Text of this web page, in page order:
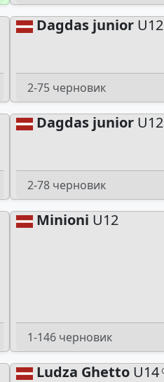
Dagdas junior U12
2-75 черновик
Dagdas junior U12
2-78 черновик
Minioni U12
1-146 черновик
Ludza Ghetto U14